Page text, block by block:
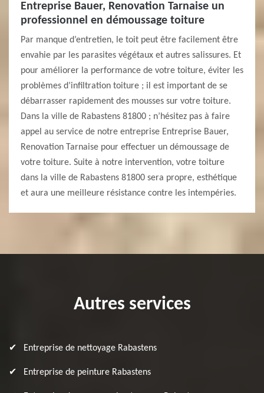
Entreprise Bauer, Renovation Tarnaise un
professionnel en démoussage toiture
Par manque d’entretien, le toit peut être facilement être
envahie par les parasites végétaux et autres salissures. Et
pour améliorer la performance de votre toiture, éviter les
problèmes d’infiltration toiture ; il est important de se
débarrasser rapidement des mousses sur votre toiture.
Dans la ville de Rabastens 81800 ; n’hésitez pas à faire
appel au service de notre entreprise Entreprise Bauer,
Renovation Tarnaise pour effectuer un démoussage de
votre toiture. Suite à notre intervention, votre toiture
dans la ville de Rabastens 81800 sera propre, esthétique
et aura une meilleure résistance contre les intempéries.
Autres services
Entreprise de nettoyage Rabastens
Entreprise de peinture Rabastens